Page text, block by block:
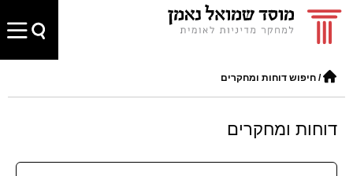
/ חיפוש דוחות ומחקרים
דוחות ומחקרים